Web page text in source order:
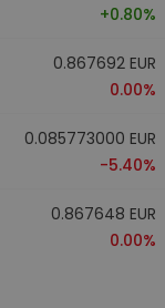
+0.80%
0.867692 EUR
0.00%
0.085773000 EUR
-5.40%
0.867648 EUR
0.00%